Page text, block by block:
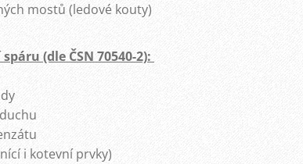
mostů (ledové kouty)
(dle ČSN 70540-2):
i kotevní prvky)